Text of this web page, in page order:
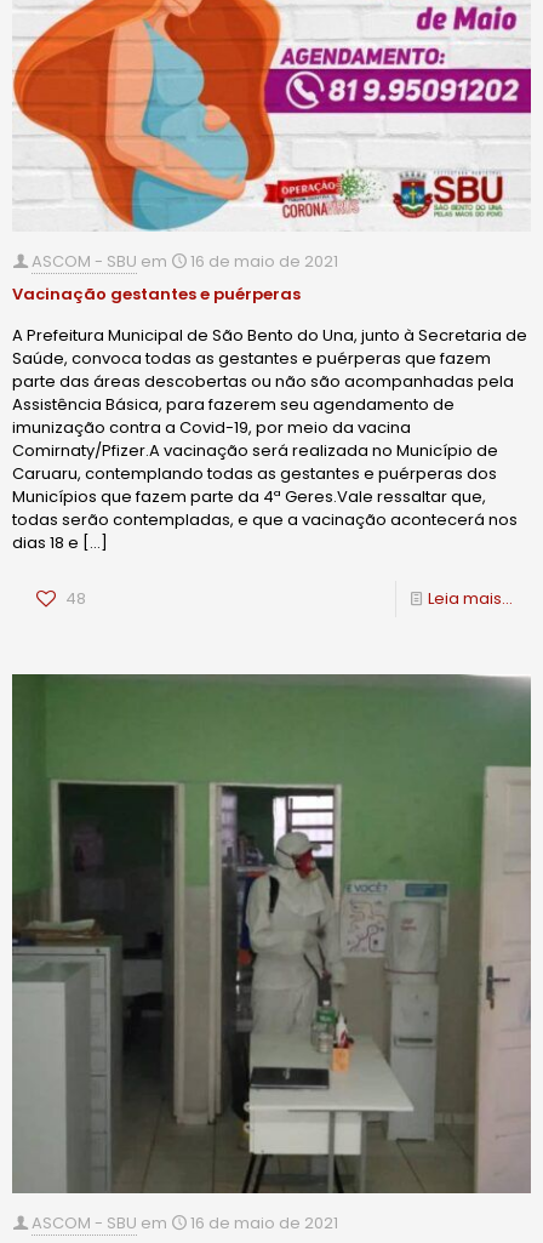
ASCOM - SBU em
16 de maio de 2021
Vacinação gestantes e puérperas
A Prefeitura Municipal de São Bento do Una, junto à Secretaria de
Saúde, convoca todas as gestantes e puérperas que fazem
parte das áreas descobertas ou não são acompanhadas pela
Assistência Básica, para fazerem seu agendamento de
imunização contra a Covid-19, por meio da vacina
Comirnaty/Pfizer.A vacinação será realizada no Município de
Caruaru, contemplando todas as gestantes e puérperas dos
Municípios que fazem parte da 4ª Geres.Vale ressaltar que,
todas serão contempladas, e que a vacinação acontecerá nos
dias 18 e […]
48 Leia mais...
ASCOM - SBU em
16 de maio de 2021